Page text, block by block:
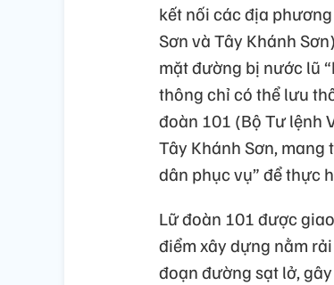
kết nối các địa
Sơn và Tây Khánh
mặt đường bị nước lũ
thông chỉ có thể lưu
đoàn 101 (Bộ Tư lệnh
Tây Khánh Sơn, mang
dân phục vụ” để thực
Lữ đoàn 101 được
điểm xây dựng nằm
đoạn đường sạt lở,